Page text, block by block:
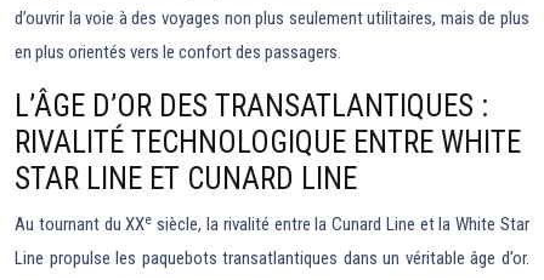
d’ouvrir la voie à des voyages non plus seulement utilitaires, mais de plus
en plus orientés vers le confort des passagers.
L’ÂGE D’OR DES TRANSATLANTIQUES :
RIVALITÉ TECHNOLOGIQUE ENTRE WHITE
STAR LINE ET CUNARD LINE
Au tournant du XXe siècle, la rivalité entre la Cunard Line et la White Star
Line propulse les paquebots transatlantiques dans un véritable âge d’or.